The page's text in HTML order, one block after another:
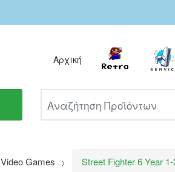
Αρχική
Video Games Street Fighter 6 Year